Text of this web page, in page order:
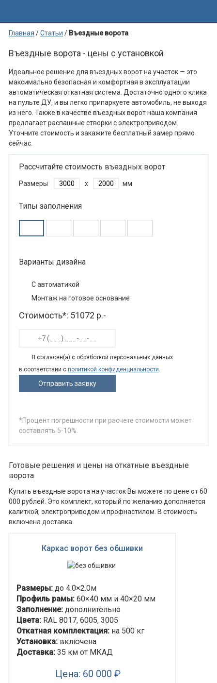
Главная /Статьи / Въездные ворота
Въездные ворота - цены с установкой
Идеальное решение для въездных ворот на участок — это
максимально безопасная и комфортная в эксплуатации
автоматическая откатная система. Достаточно одного клика
на пульте ДУ, и вы легко припаркуете автомобиль, не выходя
из него. Также в качестве въездных ворот наша компания
предлагает распашные створки с электроприводом.
Уточните стоимость и закажите бесплатный замер прямо
сейчас.
Рассчитайте стоимость въездных ворот
Размеры x мм
Типы заполнения
Варианты дизайна
С автоматикой
Монтаж на готовое основание
Стоимость*: 51072 р.-
Я согласен(а) с обработкой персональных данных
в соответствии с политикой конфиденциальности.
*Процент погрешности при расчете стоимости может
составлять 5-10%.
Готовые решения и цены на откатные въездные
ворота
Купить въездные ворота на участок Вы можете по цене от 60
000 рублей. Это комплект, который по желанию дополняется
калиткой, электроприводом и профнастилом. В стоимость
включена доставка.
Каркас ворот без обшивки
Размеры: до 4.0×2.0м
Профиль рамы: 60×40 мм и 40×20 мм
Заполнение: дополнительно
Цвета: RAL 8017, 6005, 3005
Откатная комплектация: на 500 кг
Установка: включена
Доставка: 35 км от МКАД
Цена: 60 000 ₽